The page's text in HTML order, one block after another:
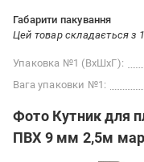
Габарити пакування
Цей товар складається з
Упаковка №1 (ВхШхГ):
Вага упаковки №1:
Фото Кутник для
ПВХ 9 мм 2,5м